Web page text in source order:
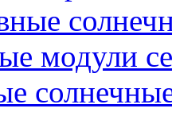
модули